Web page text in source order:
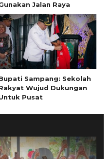
Jalan Raya
Sampang: Sekolah
Wujud Dukungan
Pusat